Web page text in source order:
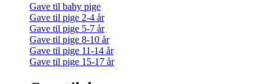
Gave til baby pige
Gave til pige 2-4 år
Gave til pige 5-7 år
Gave til pige 8-10 år
Gave til pige 11-14 år
Gave til pige 15-17 år